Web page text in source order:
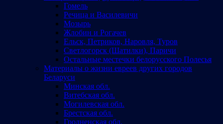
Гомель
Речица и Василевичи
Мозырь
Жлобин и Рогачев
Ельск, Петриков, Наровля, Туров
Светлогорск (Шатилки), Паричи
Остальные местечки белорусского Полесья
Материалы о жизни евреев других городов
Беларуси
Минская обл.
Витебская обл.
Могилевская обл.
Брестская обл.
Гродненская обл.